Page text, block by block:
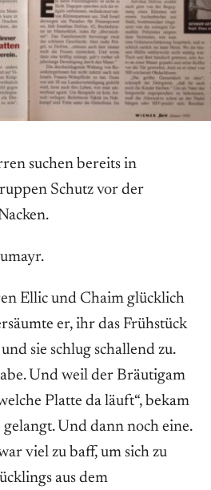
suchen bereits in
Schutz vor der
Ellic und Chaim glücklich
er, ihr das Frühstück
sie schlug schallend zu.
Und weil der Bräutigam
Platte da läuft“, bekam
Und dann noch eine.
viel zu baff, um sich zu
aus dem